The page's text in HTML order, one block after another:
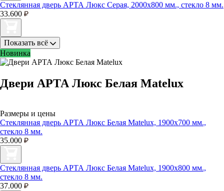
Стеклянная дверь АРТА Люкс Серая, 2000х800 мм., стекло 8 мм.
33.600
Показать всё
Новинка
Двери АРТА Люкс Белая Matelux
Размеры и цены
Стеклянная дверь АРТА Люкс Белая Matelux, 1900х700 мм.,
стекло 8 мм.
35.000
Стеклянная дверь АРТА Люкс Белая Matelux, 1900х800 мм.,
стекло 8 мм.
37.000